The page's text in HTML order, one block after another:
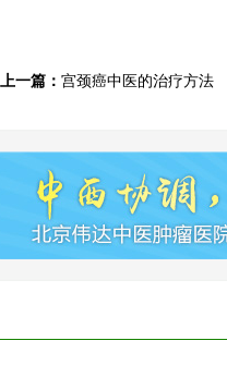
上一篇： 宫颈癌中医的治疗方法